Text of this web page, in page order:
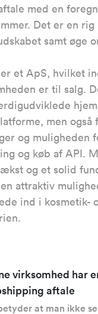
med en
Det er en
samt øge
et ApS, hvilket
er til salg.
men også
og muligheden
og køb af API.
og et solid
attraktiv
ind i kosmetik-
virksomhed har
aftale
at man ikke